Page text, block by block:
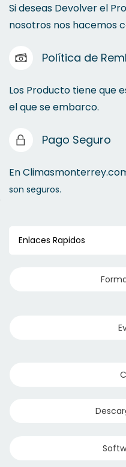
Si deseas Devolver el
nosotros nos hacemos
Política de
Los Producto tiene que
el que se embarco.
Pago Seguro
En
son seguros.
Enlaces Rapidos